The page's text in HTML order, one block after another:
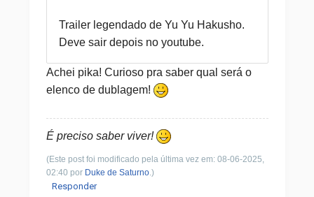
Trailer legendado de Yu Yu Hakusho.
Deve sair depois no youtube.
Achei pika! Curioso pra saber qual será o
elenco de dublagem!
É preciso saber viver!
(Este post foi modificado pela última vez em: 08-06-2025,
02:40 por Duke de Saturno.)
Responder